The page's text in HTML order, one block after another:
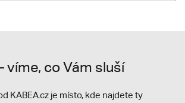
víme, co Vám sluší
KABEA.cz je místo, kde najdete ty